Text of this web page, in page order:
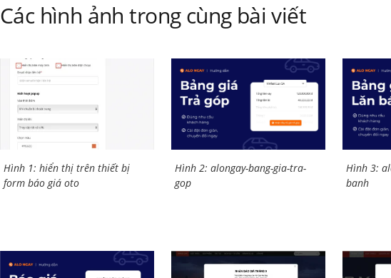
viết
Các hình ảnh trong cùng bài viết
Hình 1: hiển thị trên thiết bị
form báo giá oto
Hình 2: alongay-bang-gia-tra-
gop
Hình 3:
banh